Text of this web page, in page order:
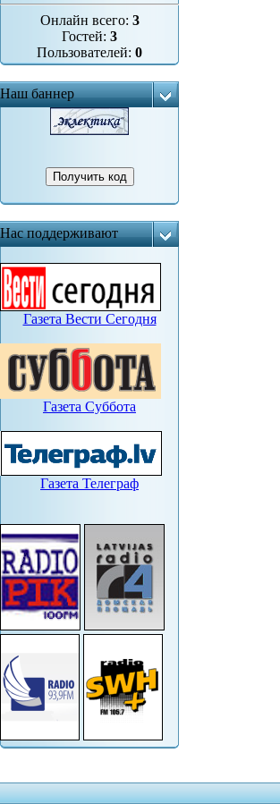
Онлайн всего: 3
Гостей: 3
Пользователей: 0
Наш баннер
Нас поддерживают
Газета Вести Сегодня
Газета Суббота
Газета Телеграф